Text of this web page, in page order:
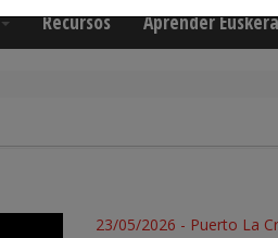
Recursos Aprender Euskera
23/05/2026 - Puerto La